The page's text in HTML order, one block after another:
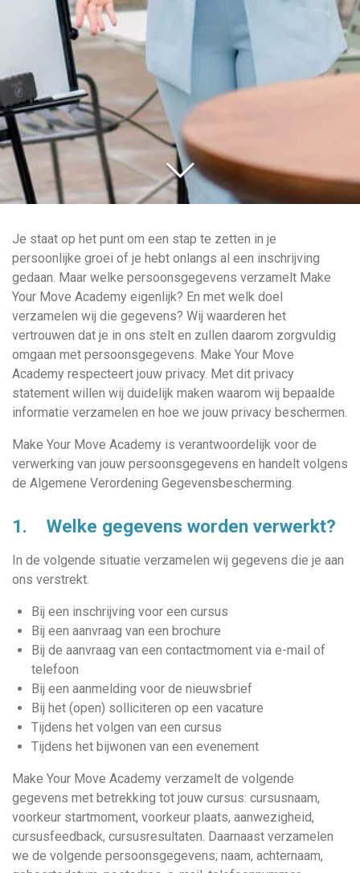
Je staat op het punt om een stap te zetten in je
persoonlijke groei of je hebt onlangs al een inschrijving
gedaan. Maar welke persoonsgegevens verzamelt Make
Your Move Academy eigenlijk? En met welk doel
verzamelen wij die gegevens? Wij waarderen het
vertrouwen dat je in ons stelt en zullen daarom zorgvuldig
omgaan met persoonsgegevens. Make Your Move
Academy respecteert jouw privacy. Met dit privacy
statement willen wij duidelijk maken waarom wij bepaalde
informatie verzamelen en hoe we jouw privacy beschermen.
Make Your Move Academy is verantwoordelijk voor de
verwerking van jouw persoonsgegevens en handelt volgens
de Algemene Verordening Gegevensbescherming.
1. Welke gegevens worden verwerkt?
In de volgende situatie verzamelen wij gegevens die je aan
ons verstrekt.
Bij een inschrijving voor een cursus
Bij een aanvraag van een brochure
Bij de aanvraag van een contactmoment via e-mail of
telefoon
Bij een aanmelding voor de nieuwsbrief
Bij het (open) solliciteren op een vacature
Tijdens het volgen van een cursus
Tijdens het bijwonen van een evenement
Make Your Move Academy verzamelt de volgende
gegevens met betrekking tot jouw cursus: cursusnaam,
voorkeur startmoment, voorkeur plaats, aanwezigheid,
cursusfeedback, cursusresultaten. Daarnaast verzamelen
we de volgende persoonsgegevens; naam, achternaam,